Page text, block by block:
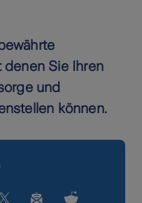
denen Sie Ihren
und
können.